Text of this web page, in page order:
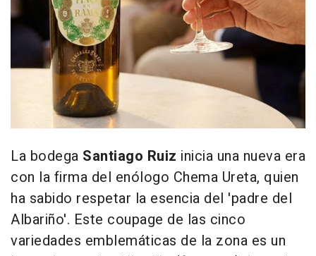
La bodega Santiago Ruiz inicia una nueva era
con la firma del enólogo Chema Ureta, quien
ha sabido respetar la esencia del 'padre del
Albariño'. Este coupage de las cinco
variedades emblemáticas de la zona es un